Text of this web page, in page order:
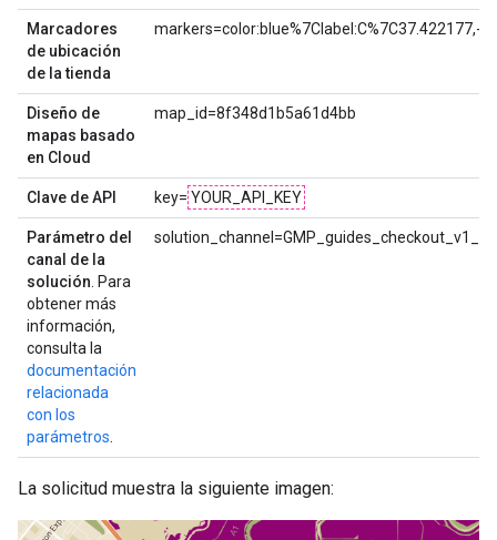
Marcadores
de ubicación
de la tienda
markers=color:blue%7Clabel:C%7C37.422177,-
Diseño de
mapas basado
en Cloud
map_id=8f348d1b5a61d4bb
Clave de API key= YOUR_API_KEY
Parámetro del
canal de la
solución . Para
obtener más
información,
consulta la
documentación
relacionada
con los
parámetros
solution_channel=GMP_guides_checkout_v1_a
La solicitud muestra la siguiente imagen: